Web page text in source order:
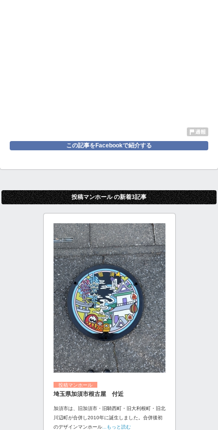
この記事をFacebookで紹介する
投稿マンホール の新着3記事
投稿マンホール
埼玉県加須市根古屋 付近
加須市は、旧加須市・旧騎西町・旧大利根町・旧北
川辺町が合併し2010年に誕生しました。合併後初
のデザインマンホール ...もっと読む